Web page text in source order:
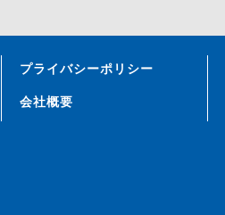
プライバシーポリシー
会社概要